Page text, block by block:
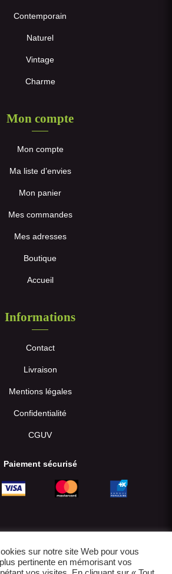
Contemporain
Naturel
Vintage
Charme
Mon compte
Mon compte
Ma liste d’envies
Mon panier
Mes commandes
Mes adresses
Boutique
Accueil
Informations
Contact
Livraison
Mentions légales
Confidentialité
CGUV
Paiement sécurisé
sur notre site Web pour vous
pertinente en mémorisant vos